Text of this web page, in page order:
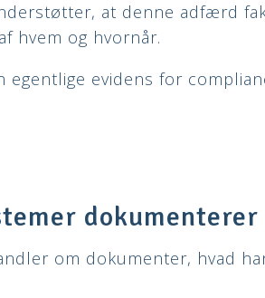
at denne adfærd
hvem og hvornår.
evidens for
dokumenterer
om dokumenter, hvad